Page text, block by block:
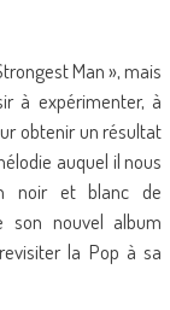
Man », mais
à expérimenter, à
obtenir un résultat
auquel il nous
noir et blanc de
son nouvel album
la Pop à sa